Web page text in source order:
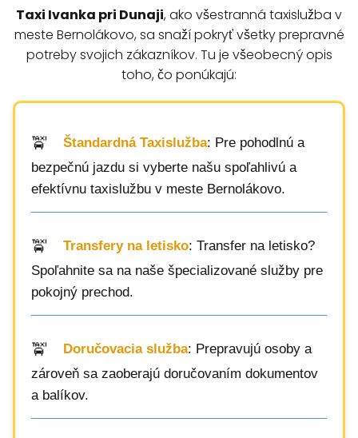
Taxi Ivanka pri Dunaji, ako všestranná taxislužba v
meste Bernolákovo, sa snaží pokryť všetky prepravné
potreby svojich zákazníkov. Tu je všeobecný opis
toho, čo ponúkajú:
Štandardná Taxislužba: Pre pohodlnú a
bezpečnú jazdu si vyberte našu spoľahlivú a
efektívnu taxislužbu v meste Bernolákovo.
Transfery na letisko: Transfer na letisko?
Spoľahnite sa na naše špecializované služby pre
pokojný prechod.
Doručovacia služba: Prepravujú osoby a
zároveň sa zaoberajú doručovaním dokumentov
a balíkov.